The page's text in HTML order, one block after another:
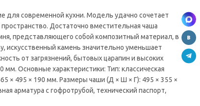
для современной кухни. Модель удачно сочетает
Достаточно вместительная чаша
представляющего собой композитный материал, в
искусственный камень значительно уменьшает
от загрязнений, бытовых царапин и высоких
Основные характеристики: Тип: классическая
× 495 × 190 мм. Размеры чаши (Д × Ш × Г): 495 × 355 ×
арматура с гофротрубой, технический паспорт,